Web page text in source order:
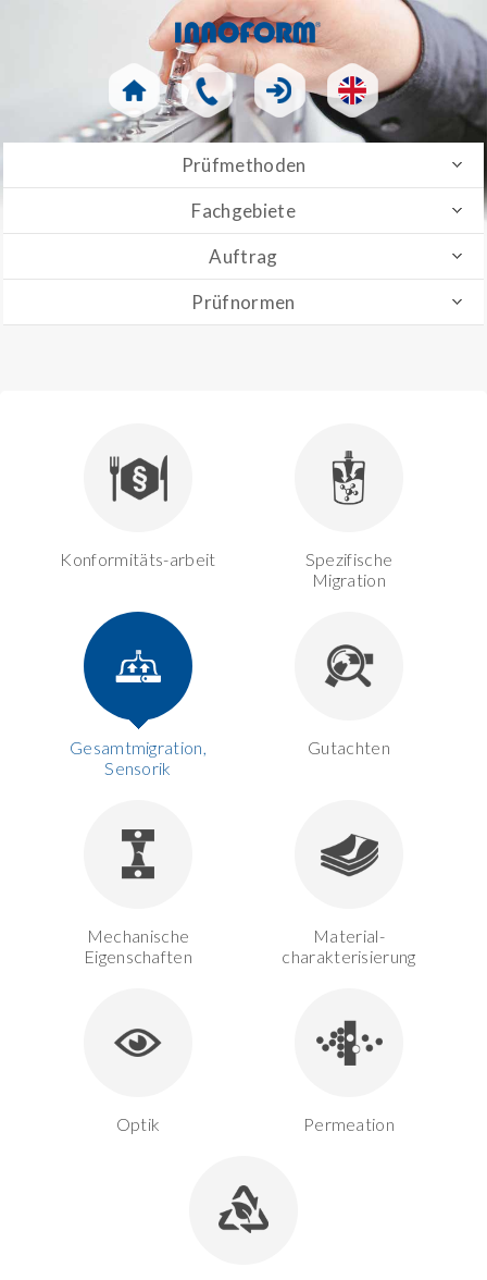
Prüfmethoden
Fachgebiete
Auftrag
Prüfnormen
Konformitäts-arbeit
Spezifische
Migration
Gesamtmigration,
Sensorik
Gutachten
Mechanische
Eigenschaften
Material-
charakterisierung
Optik Permeation